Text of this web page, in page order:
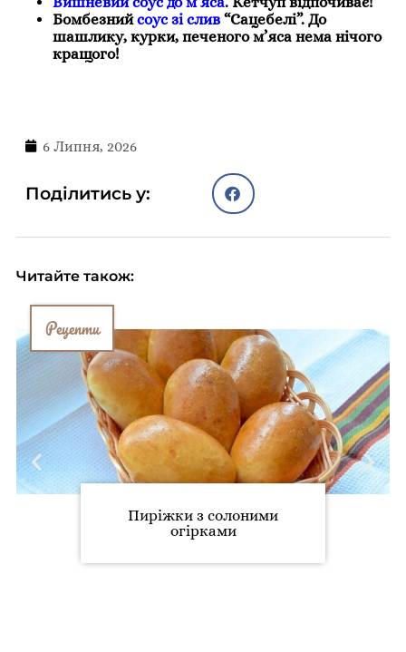
Бомбезнийсоус зі слив “Сацебелі”. До
шашлику, курки, печеного м’яса нема нічого
кращого!
6 Липня, 2026
Поділитись у:
Читайте також:
Рецепти
Пиріжки з солоними
огірками